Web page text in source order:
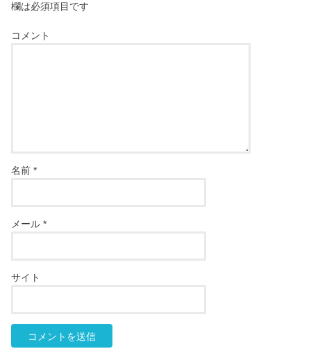
欄は必須項目です
コメント
名前*
メール*
サイト